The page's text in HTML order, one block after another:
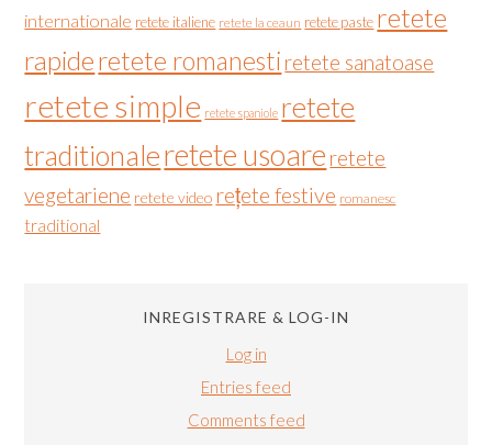
internationale retete italiene retete la ceaun retete paste retete
rapideretete romanesti retete sanatoase
retete simple retete spaniole retete
traditionaleretete usoare retete
vegetariene retete video rețete festive romanesc
traditional
INREGISTRARE & LOG-IN
Log in
Entries feed
Comments feed